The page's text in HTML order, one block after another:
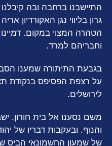
התיישבנו ברחבה ובה
גרון בליווי נגן האקורדיון
הטהרה המצוי במקום.
וחבריהם למרד.
בגבעת התיתורה שמענו
על רצפת הפסיפס בנקודת
לירושלים.
משם נסענו אל בית חורון.
והנוף. ובעקבות דבריו של
של שמעון החשמונאי הביס